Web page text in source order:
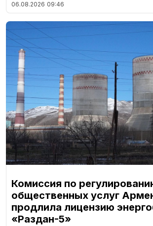
06.08.2026 09:46
Комиссия по
общественных услуг
продлила лицензию
«Раздан-5»